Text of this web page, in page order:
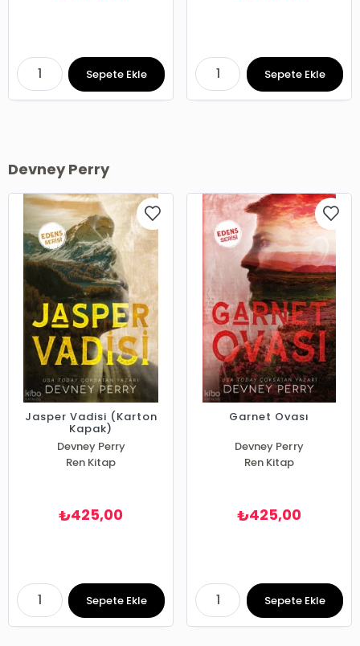
Sepete Ekle Sepete Ekle
Devney Perry
Jasper Vadisi (Karton
Kapak)
Devney Perry
Ren Kitap
₺425,00
Sepete Ekle
Garnet Ovası
Devney Perry
Ren Kitap
₺425,00
Sepete Ekle